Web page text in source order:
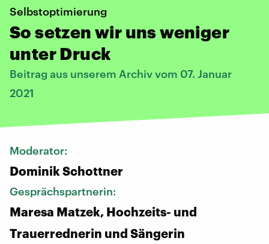
Selbstoptimierung
So setzen wir uns weniger
unter Druck
Beitrag aus unserem Archiv vom 07. Januar
2021
Moderator:
Dominik Schottner
Gesprächspartnerin:
Maresa Matzek, Hochzeits- und
Trauerrednerin und Sängerin